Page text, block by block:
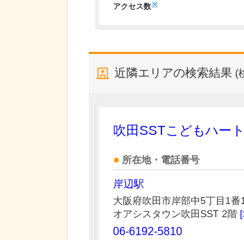
アクセス数※
近隣エリアの検索結果 (
吹田SSTこどもハー
所在地・電話番号
岸辺駅
大阪府吹田市岸部中5丁目1番
オアシスタウン吹田SST 2階
06-6192-5810